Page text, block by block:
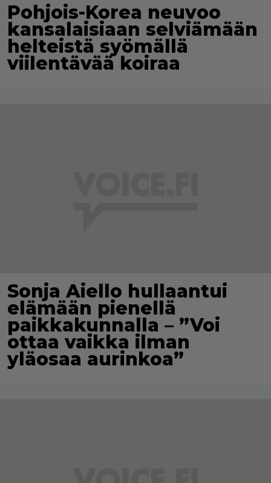
Pohjois-Korea neuvoo
kansalaisiaan selviämään
helteistä syömällä
viilentävää koiraa
Sonja Aiello hullaantui
elämään pienellä
paikkakunnalla – ”Voi
ottaa vaikka ilman
yläosaa aurinkoa”